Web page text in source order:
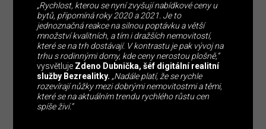
„Rychlost, kterou se nyní zvyšují nabídkové ceny u
bytů, připomíná roky 2020 a 2021. Je to
jednoznačná reakce na silnou poptávku a větší
množství kvalitních, a tím i dražších nemovitostí,
které se na trh dostávají. V kontrastu je pak vývoj na
trhu s rodinnými domy, kde ceny nerostou plošně,“
vysvětluje Zdeno Dubnička, šéf digitální realitní
služby Bezrealitky. „Nadále platí, že se rychle
rozevírají nůžky mezi dobrými nemovitostmi a těmi,
které se na aktuálním trendu rychlého růstu cen
spíše živí.“